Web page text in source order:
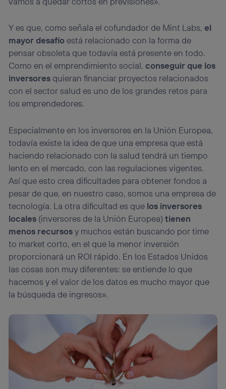
Y es que, como señala el cofundador de Mint Labs,el
mayor desafíoestá relacionado con la forma de
pensar obsoleta que todavía está presente en todo.
Como en el emprendimiento social,conseguir que los
inversoresquieran financiar proyectos relacionados
con el sector salud es uno de los grandes retos para
los emprendedores.
Especialmente en los inversores en la Unión Europea,
todavía existe la idea de que una empresa que está
haciendo relacionado con la salud tendrá un tiempo
lento en el mercado, con las regulaciones vigentes.
Así que esto crea dificultades para obtener fondos a
pesar de que, en nuestro caso, somos una empresa de
tecnología. La otra dificultad es que los inversores
locales (inversores de la Unión Europea)tienen
menos recursosy muchos están buscando por time
to market corto, en el que la menor inversión
proporcionará un ROI rápido. En los Estados Unidos
las cosas son muy diferentes: se entiende lo que
hacemos y el valor de los datos es mucho mayor que
la búsqueda de ingresos».